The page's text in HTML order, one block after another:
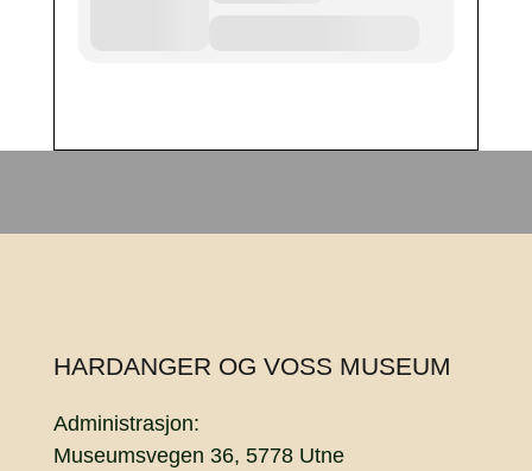
HARDANGER OG VOSS MUSEUM
Administrasjon:
Museumsvegen 36, 5778 Utne